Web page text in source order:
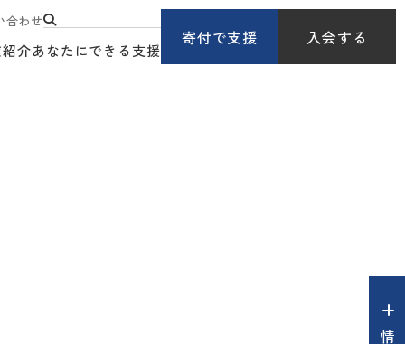
合わせ
介あなたにできる支援
寄付で支援 入会する